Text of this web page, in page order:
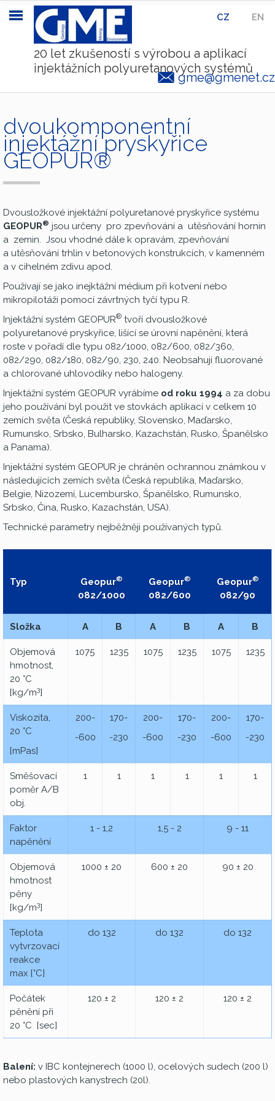
20 let zkušeností s výrobou a aplikací
injektážních polyuretanových systémů
gme@gmenet.cz
CZ EN
dvoukomponentní
injektážní pryskyřice
GEOPUR®
Dvousložkové injektážní polyuretanové pryskyřice systému
GEOPUR® jsou určeny pro zpevňování a utěsňování hornin
a zemin. Jsou vhodné dále k opravám, zpevňování
a utěsňování trhlin v betonových konstrukcích, v kamenném
a v cihelném zdivu apod.
Používají se jako inejktážní médium při kotvení nebo
mikropilotáži pomocí závrtných tyčí typu R.
Injektážní systém GEOPUR® tvoří dvousložkové
polyuretanové pryskyřice, lišící se úrovní napěnění, která
roste v pořadí dle typu 082/1000, 082/600, 082/360,
082/290, 082/180, 082/90, 230, 240. Neobsahují fluorované
a chlorované uhlovodíky nebo halogeny.
Injektážní systém GEOPUR vyrábíme od roku 1994 a za dobu
jeho používání byl použit ve stovkách aplikací v celkem 10
zemích světa (Česká republiky, Slovensko, Maďarsko,
Rumunsko, Srbsko, Bulharsko, Kazachstán, Rusko, Španělsko
a Panama).
Injektážní systém GEOPUR je chráněn ochrannou známkou v
následujících zemích světa (Česká republika, Maďarsko,
Belgie, Nizozemí, Lucembursko, Španělsko, Rumunsko,
Srbsko, Čina, Rusko, Kazachstán, USA).
Technické parametry nejběžněji používaných typů.
Typ Geopur®
082/1000
Geopur®
082/600
Geopur®
082/90
Složka A B A B A B
Objemová
hmotnost,
20 °C
[kg/m3]
1075 1235 1075 1235 1075 1235
Viskozita,
20 °C
[mPas]
200-
-600
170-
-230
200-
-600
170-
-230
200-
-600
170-
-230
Směšovací
poměr A/B
obj.
1 1 1 1 1 1
Faktor
napěnění
1 - 1,2 1,5 - 2 9 - 11
Objemová
hmotnost
pěny
[kg/m3]
1000 ± 20 600 ± 20 90 ± 20
Teplota
vytvrzovací
reakce
max [°C]
do 132 do 132 do 132
Počátek
pěnění při
20 °C [sec]
120 ± 2 120 ± 2 120 ± 2
Balení: v IBC kontejnerech (1000 l), ocelových sudech (200 l)
nebo plastových kanystrech (20l).